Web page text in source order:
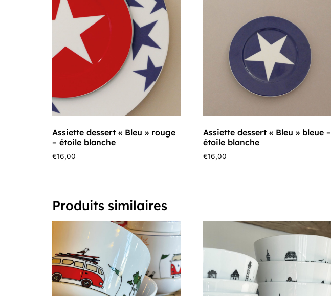
Assiette dessert « Bleu » rouge
– étoile blanche
€16,00
Assiette dessert « Bleu » bleue –
étoile blanche
€16,00
Produits similaires